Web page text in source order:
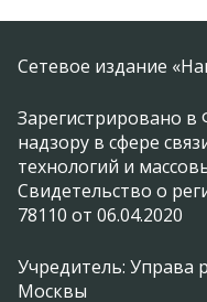
Сетевое издание
Зарегистрировано в
надзору в сфере
технологий и
Свидетельство о
78110 от 06.04.2020
Учредитель: Управа
Москвы